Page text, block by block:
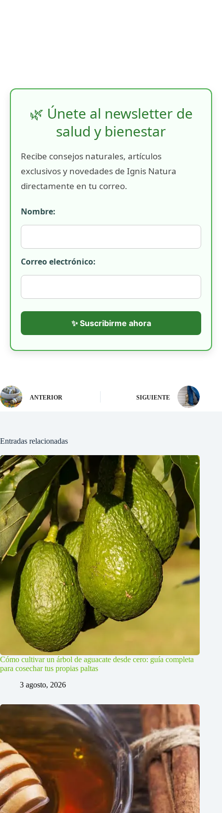
🌿 Únete al newsletter de
salud y bienestar
Recibe consejos naturales, artículos
exclusivos y novedades de Ignis Natura
directamente en tu correo.
Nombre:
Correo electrónico:
✨ Suscribirme ahora
ANTERIOR SIGUIENTE
Entradas relacionadas
Cómo cultivar un árbol de aguacate desde cero: guía completa
para cosechar tus propias paltas
3 agosto, 2026